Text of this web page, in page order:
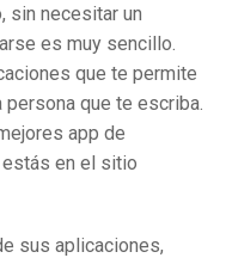
sin necesitar un
es muy sencillo.
que te permite
que te escriba.
app de
en el sitio
sus aplicaciones,